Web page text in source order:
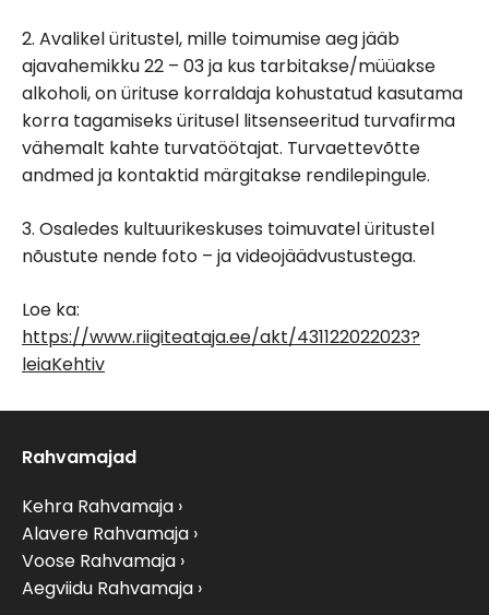
2. Avalikel üritustel, mille toimumise aeg jääb
ajavahemikku 22 – 03 ja kus tarbitakse/müüakse
alkoholi, on ürituse korraldaja kohustatud kasutama
korra tagamiseks üritusel litsenseeritud turvafirma
vähemalt kahte turvatöötajat. Turvaettevõtte
andmed ja kontaktid märgitakse rendilepingule.
3. Osaledes kultuurikeskuses toimuvatel üritustel
nõustute nende foto – ja videojäädvustustega.
Loe ka:
https://www.riigiteataja.ee/akt/431122022023?
leiaKehtiv
Rahvamajad
Kehra Rahvamaja
Alavere Rahvamaja
Voose Rahvamaja
Aegviidu Rahvamaja